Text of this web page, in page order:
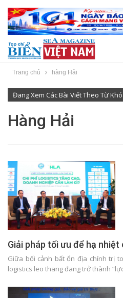
Trang chủ hàng Hải
Đang Xem Các Bài Viết Theo Từ
Hàng Hải
Giải pháp tối ưu để hạ
Giữa bối cảnh bất ổn địa chính trị
logistics leo thang đang trở thành